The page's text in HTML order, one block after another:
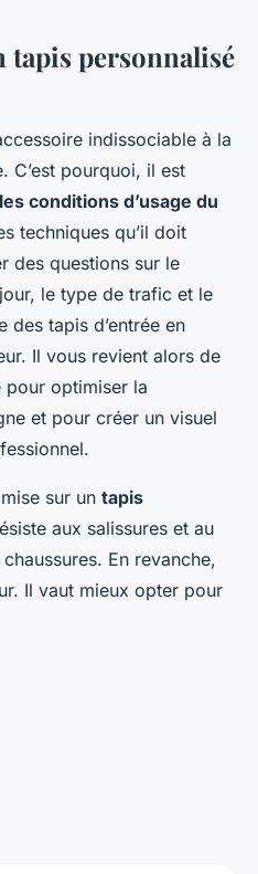
personnalisé
indissociable à la
C’est pourquoi, il est
conditions d’usage du
techniques qu’il doit
des questions sur le
le type de trafic et le
tapis d’entrée en
Il vous revient alors de
optimiser la
et pour créer un visuel
sur un tapis
aux salissures et au
En revanche,
Il vaut mieux opter pour